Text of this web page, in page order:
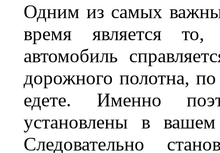
Одним из самых
время является то,
автомобиль
дорожного полотна,
едете. Именно
установлены в
Следовательно